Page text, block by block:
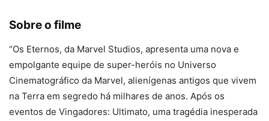
Sobre o filme
“Os Eternos, da Marvel Studios, apresenta uma nova e
empolgante equipe de super-heróis no Universo
Cinematográfico da Marvel, alienígenas antigos que vivem
na Terra em segredo há milhares de anos. Após os
eventos de Vingadores: Ultimato, uma tragédia inesperada